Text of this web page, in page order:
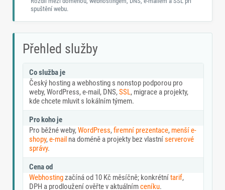
spuštění webu.
Přehled služby
Co služba je
Český hosting a webhosting s nonstop podporou pro
weby, WordPress, e-mail, DNS,SSL, migrace a projekty,
kde chcete mluvit s lokálním týmem.
Pro koho je
Pro běžné weby,WordPress,firemní prezentace, menší e-
shopy,e-mail na doméně a projekty bez vlastníserverové
správy.
Cena od
Webhostingzačíná od 10 Kč měsíčně; konkrétnítarif,
DPH a prodloužení ověřte v aktuálnímceníku.